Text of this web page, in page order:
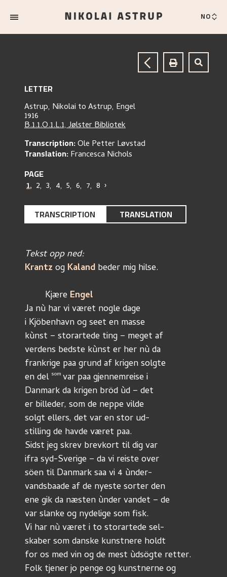
NO
LETTER
Astrup, Nikolai toAstrup, Engel
1916
B.1.1.O.1.L.1, Jølster Bibliotek
Transcription:Ole Petter Løvstad
Translation:Francesca Nichols
PAGE
1, 2, 3, 4, 5, 6, 7, 8 ›
TRANSCRIPTION TRANSLATION
Tekst opp ned:
Krantz og Kaland beder mig hilse.
	Kjære
Engel
Ja nù har vi været nogle dage
i Kjöbenhavn og seet en masse
kùnst – storartede ting – meget af
verdens bedste kùnst er her nù da
frankrige paa grund af krigen solgte
en del som var paa gjennemreise i
Danmark da krigen bröd ùd – det
er billeder, som de neppe vilde
solgt ellers, det var en stor ud-
stilling de havde været paa.
Sidst jeg skrev brevkort til dig var
ifra syd-Sverige – da vi reiste over
söen til Danmark saa vi 4 ùnder-
vandsbaade af de nyeste sorter den
ene gik da næsten ùnder vandet – de
var slanke og nydelige som fisk.
Vi har nù været i to storartede sel-
skaber som danske kunstnere holdt
for os med vin og de mest ùdsögte retter.
Folk tjener jo penge og kunstnerne og